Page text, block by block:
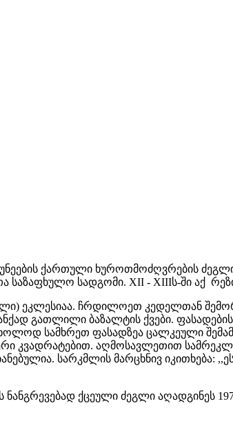
ქართული ხუროთმოძღვრების ძეგლი
საზაფხულო სადგომი. XII - XIIIს-ში აქ
ეკლესიაა. ჩრდილოეთ კედელთან
გათლილი ბაზალტის ქვები.
სამხრეთ ფასადზეა ცალკეული
კვადრატებით. აღმოსავლეთით
სარკმლის მარცხნივ იკითხება:
ქცეული ძეგლი აღადგინეს